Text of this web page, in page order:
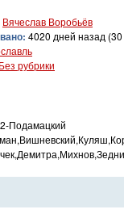
Вячеслав Воробьёв
4020 дней назад
Без рубрики
Подамацкий